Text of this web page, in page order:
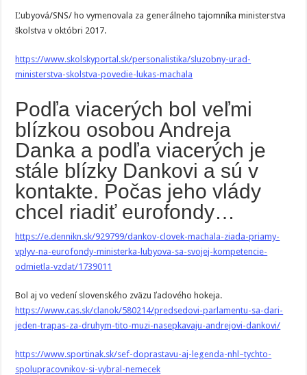
Ľubyová/SNS/ ho vymenovala za generálneho tajomníka ministerstva
školstva v októbri 2017.
https://www.skolskyportal.sk/personalistika/sluzobny-urad-
ministerstva-skolstva-povedie-lukas-machala
Podľa viacerých bol veľmi
blízkou osobou Andreja
Danka a podľa viacerých je
stále blízky Dankovi a sú v
kontakte. Počas jeho vlády
chcel riadiť eurofondy…
https://e.dennikn.sk/929799/dankov-clovek-machala-ziada-priamy-
vplyv-na-eurofondy-ministerka-lubyova-sa-svojej-kompetencie-
odmietla-vzdat/1739011
Bol aj vo vedení slovenského zväzu ľadového hokeja.
https://www.cas.sk/clanok/580214/predsedovi-parlamentu-sa-dari-
jeden-trapas-za-druhym-tito-muzi-nasepkavaju-andrejovi-dankovi/
https://www.sportinak.sk/sef-doprastavu-aj-legenda-nhl–tychto-
spolupracovnikov-si-vybral-nemecek